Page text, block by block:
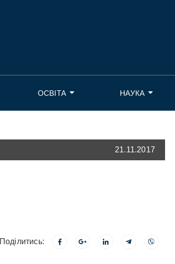
ОСВІТА НАУКА
21.11.2017
Поділитись: